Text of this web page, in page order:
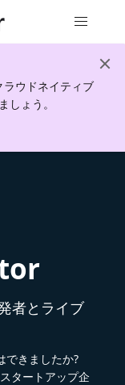
ウドネイティブ
ょう。
者とライブ
できましたか?
タートアップ企